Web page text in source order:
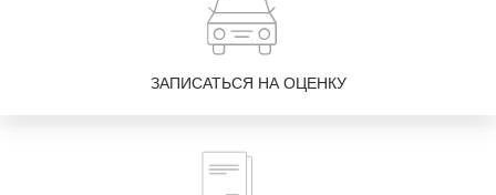
ЗАПИСАТЬСЯ НА ОЦЕНКУ